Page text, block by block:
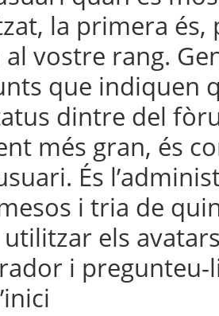
la primera
al vostre rang.
que indiquen
dintre del
més gran, és
És
i tria de
els
i pregunteu-